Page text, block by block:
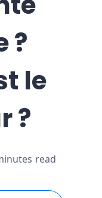
?
le
?
read